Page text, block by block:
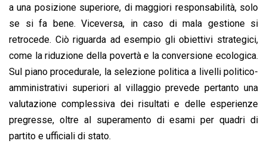
a una posizione superiore, di maggiori responsabilità, solo
se si fa bene. Viceversa, in caso di mala gestione si
retrocede. Ciò riguarda ad esempio gli obiettivi strategici,
come la riduzione della povertà e la conversione ecologica.
Sul piano procedurale, la selezione politica a livelli politico-
amministrativi superiori al villaggio prevede pertanto una
valutazione complessiva dei risultati e delle esperienze
pregresse, oltre al superamento di esami per quadri di
partito e ufficiali di stato.